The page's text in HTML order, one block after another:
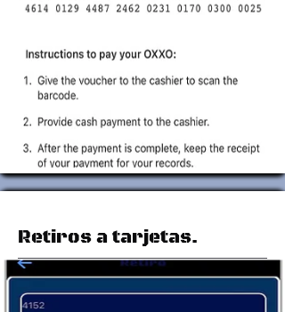
Retiros a tarjetas.